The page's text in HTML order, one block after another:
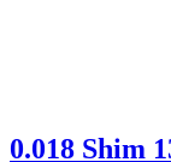
0.018 Shim